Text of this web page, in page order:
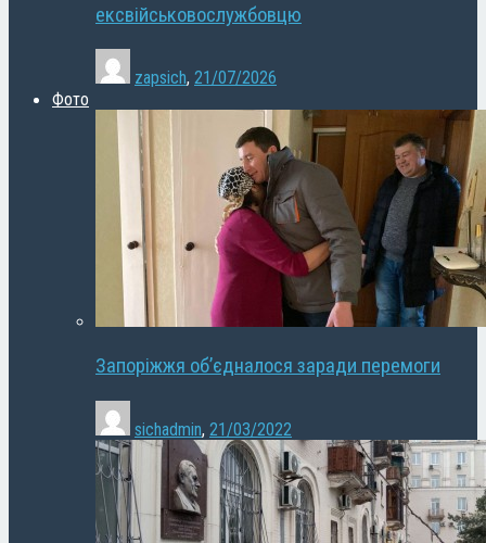
ексвійськовослужбовцю
zapsich, 21/07/2026
Фото
Запоріжжя об’єдналося заради перемоги
sichadmin, 21/03/2022